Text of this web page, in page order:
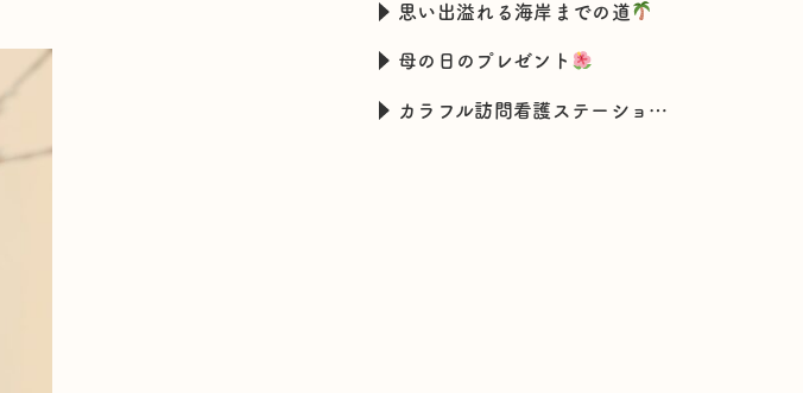
思い出溢れる海岸までの道
母の日のプレゼント
カラフル訪問看護ステーションの新入職スタッフの特技とは・・・